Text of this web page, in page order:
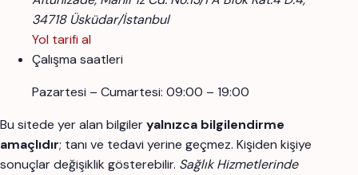
34718 Üsküdar/İstanbul
Yol tarifi al
Çalışma saatleri
Pazartesi – Cumartesi: 09:00 – 19:00
Bu sitede yer alan bilgileryalnızca bilgilendirme
amaçlıdır; tanı ve tedavi yerine geçmez. Kişiden kişiye
sonuçlar değişiklik gösterebilir. Sağlık Hizmetlerinde